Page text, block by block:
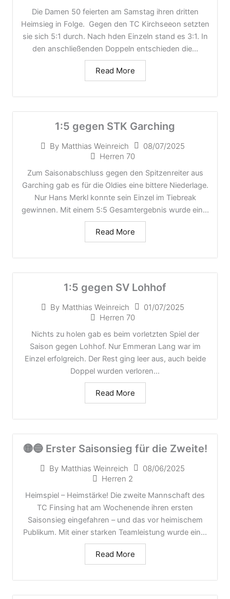
Die Damen 50 feierten am Samstag ihren dritten
Heimsieg in Folge. Gegen den TC Kirchseeon setzten
sie sich 5:1 durch. Nach hden Einzeln stand es 3:1. In
den anschließenden Doppeln entschieden die...
Read More
1:5 gegen STK Garching
By Matthias Weinreich
08/07/2025
Herren 70
Zum Saisonabschluss gegen den Spitzenreiter aus
Garching gab es für die Oldies eine bittere Niederlage.
Nur Hans Merkl konnte sein Einzel im Tiebreak
gewinnen. Mit einem 5:5 Gesamtergebnis wurde ein...
Read More
1:5 gegen SV Lohhof
By Matthias Weinreich
01/07/2025
Herren 70
Nichts zu holen gab es beim vorletzten Spiel der
Saison gegen Lohhof. Nur Emmeran Lang war im
Einzel erfolgreich. Der Rest ging leer aus, auch beide
Doppel wurden verloren...
Read More
🟡🔵 Erster Saisonsieg für die Zweite!
By Matthias Weinreich
08/06/2025
Herren 2
Heimspiel – Heimstärke! Die zweite Mannschaft des
TC Finsing hat am Wochenende ihren ersten
Saisonsieg eingefahren – und das vor heimischem
Publikum. Mit einer starken Teamleistung wurde ein...
Read More